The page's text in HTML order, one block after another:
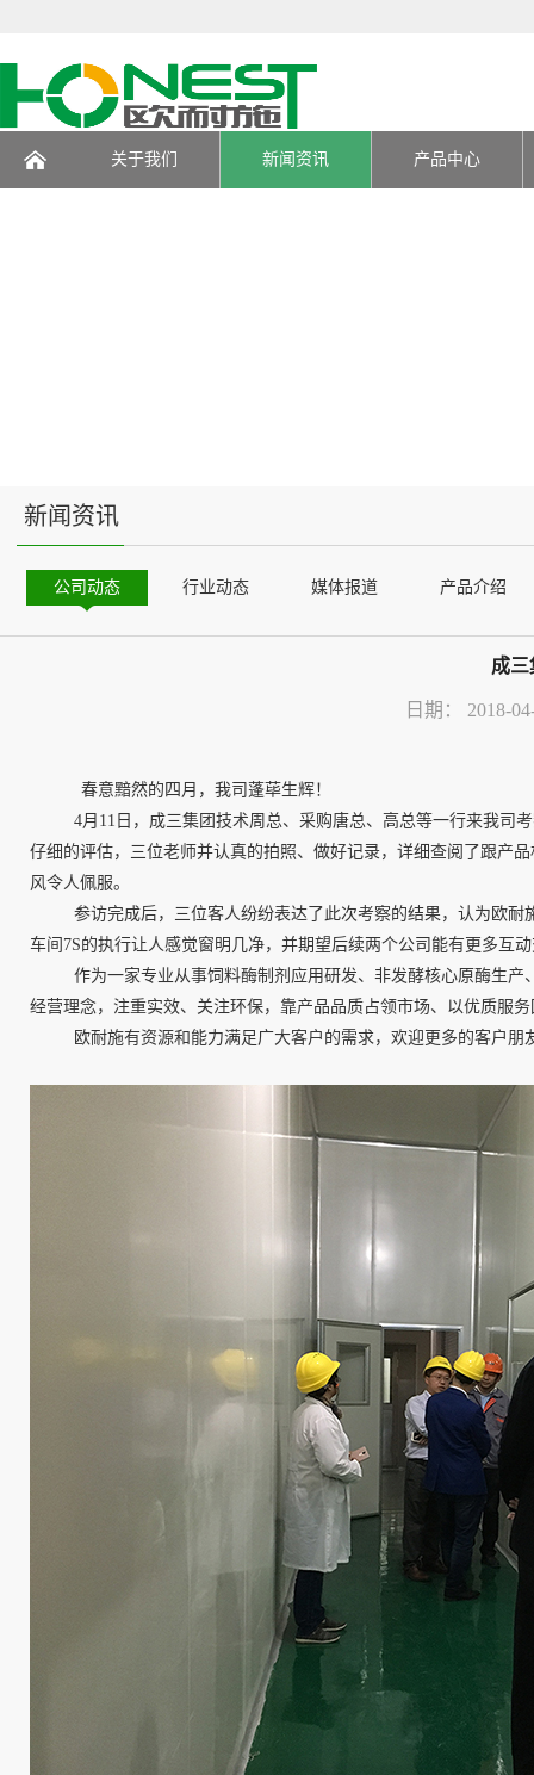
关于我们 新闻资讯 产品中心
新闻资讯
公司动态 行业动态 媒体报道 产品介绍
成
日期： 2018-
春意黯然的四月，我司蓬荜生辉！
4月11日，成三集团技术周总、采购唐总、高总等一行来我司
仔细的评估，三位老师并认真的拍照、做好记录，详细查阅了跟产
风令人佩服。
参访完成后，三位客人纷纷表达了此次考察的结果，认为欧
车间7S的执行让人感觉窗明几净，并期望后续两个公司能有更多互
作为一家专业从事饲料酶制剂应用研发、非发酵核心原酶生
经营理念，注重实效、关注环保，靠产品品质占领市场、以优质服
欧耐施有资源和能力满足广大客户的需求，欢迎更多的客户朋